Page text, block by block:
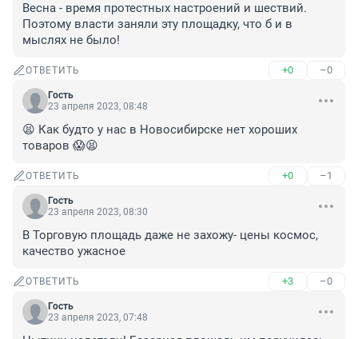
Весна - время протестных настроений и шествий.
Поэтому власти заняли эту площадку, что б и в
мыслях не было!
ОТВЕТИТЬ +0 –0
Гость
23 апреля 2023, 08:48
😫 Как будто у нас в Новосибирске нет хороших
товаров 😱😫
ОТВЕТИТЬ +0 –1
Гость
23 апреля 2023, 08:30
В Торговую площадь даже не захожу- цены космос,
качество ужасное
ОТВЕТИТЬ +3 –0
Гость
23 апреля 2023, 07:48